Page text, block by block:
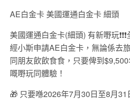
AE白金卡 美國運通白金卡 細頭
美國運通白金卡(細頭) 有新嘢玩
經小斯申請AE白金卡，無論係去
同朋友飲飲食食，只要俾到
嘅嘢玩同體驗！
🎁 只要喺2026年7月30日至8月